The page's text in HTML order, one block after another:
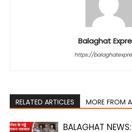
Balaghat
https://
RELATED ARTICLES MORE FROM
BALAGHAT